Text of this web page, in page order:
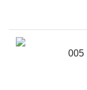
005